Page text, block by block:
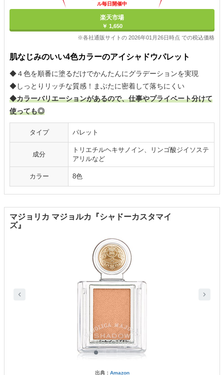
ル毎日開催中
楽天市場
￥ 1,650
※各社通販サイトの 2026年01月26日時点 での税込価格
肌なじみのいい4色カラーのアイシャドウパレット
◆４色を順番に塗るだけでかんたんにグラデーションを実現
◆しっとりリッチな質感！まぶたに密着して落ちにくい
◆カラーバリエーションがあるので、仕事やプライベート分けて
使っても◎
タイプ パレット
成分
トリエチルヘキサノイン、リンゴ酸ジイソステ
アリルなど
カラー 8色
マジョリカ マジョルカ『シャドーカスタマイ
ズ』
出典： Amazon